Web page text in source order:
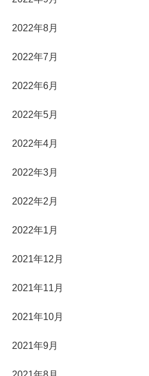
2022年8月
2022年7月
2022年6月
2022年5月
2022年4月
2022年3月
2022年2月
2022年1月
2021年12月
2021年11月
2021年10月
2021年9月